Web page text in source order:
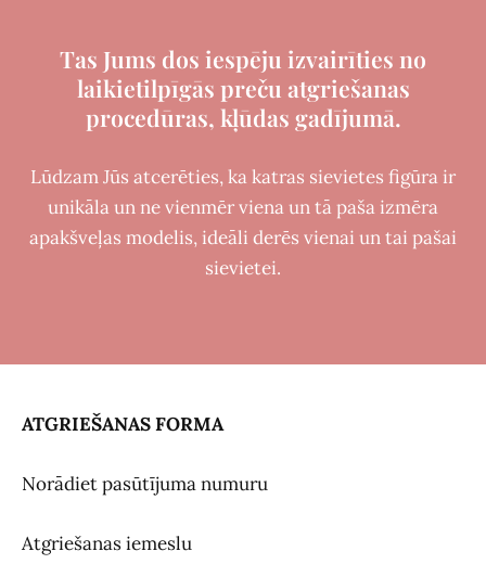
Tas Jums dos iespēju izvairīties no
laikietilpīgās preču atgriešanas
procedūras, kļūdas gadījumā.
Lūdzam Jūs atcerēties, ka katras sievietes figūra ir
unikāla un ne vienmēr viena un tā paša izmēra
apakšveļas modelis, ideāli derēs vienai un tai pašai
sievietei.
ATGRIEŠANAS FORMA
Norādiet pasūtījuma numuru
Atgriešanas iemeslu